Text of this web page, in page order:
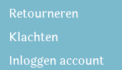
Retourneren
Klachten
Inloggen account